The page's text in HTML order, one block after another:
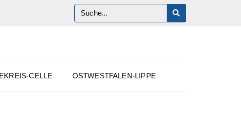
CELLE OSTWESTFALEN-LIPPE